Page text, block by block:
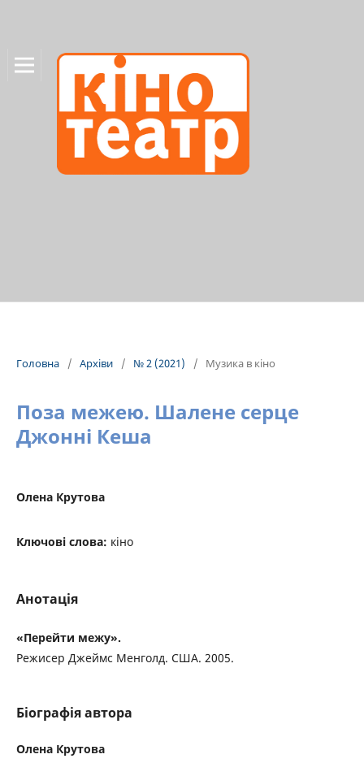
Головна / Архіви / № 2 (2021) / Музика в кіно
Поза межею. Шалене серце
Джонні Кеша
Олена Крутова
Ключові слова: кіно
Анотація
«Перейти межу».
Режисер Джеймс Менголд. США. 2005.
Біографія автора
Олена Крутова